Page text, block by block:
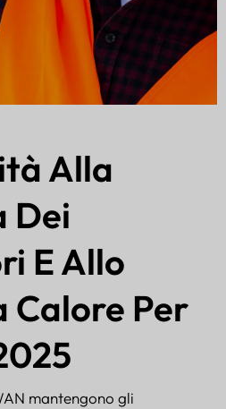
Alla
Dei
E Allo
Calore Per
mantengono gli